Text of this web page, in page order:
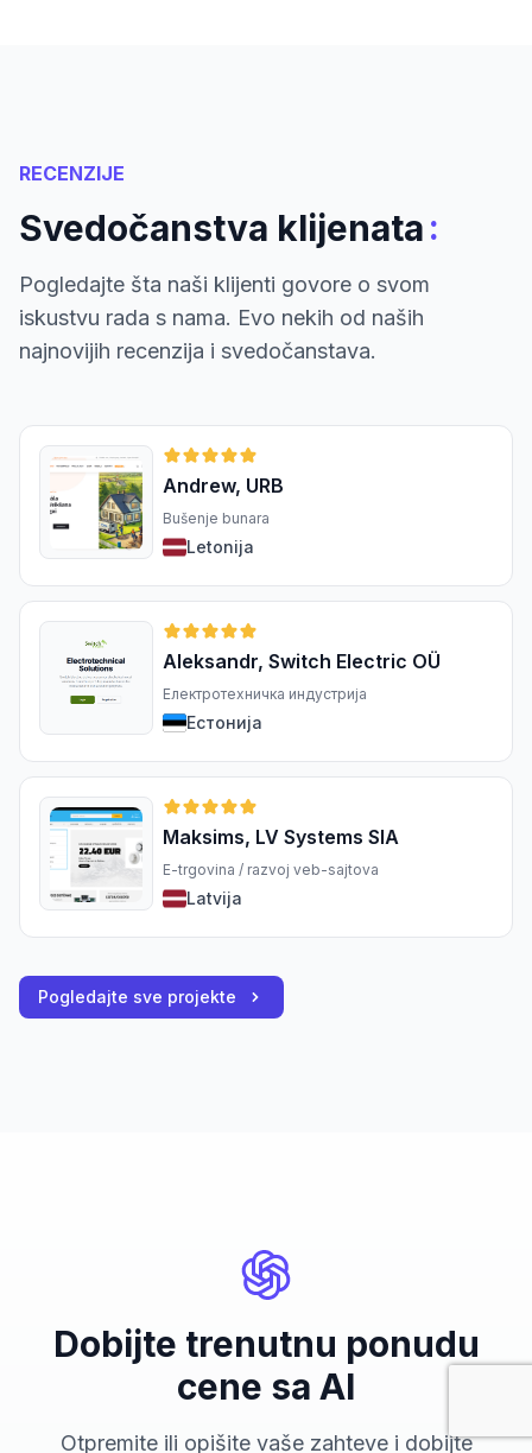
RECENZIJE
Svedočanstva klijenata:
Pogledajte šta naši klijenti govore o svom
iskustvu rada s nama. Evo nekih od naših
najnovijih recenzija i svedočanstava.
Andrew, URB
Bušenje bunara
Letonija
Aleksandr, Switch Electric OÜ
Електротехничка индустрија
Естонија
Maksims, LV Systems SIA
E-trgovina / razvoj veb-sajtova
Latvija
Pogledajte sve projekte
Dobijte trenutnu ponudu
cene sa AI
Otpremite ili opišite vaše zahteve i dobijte